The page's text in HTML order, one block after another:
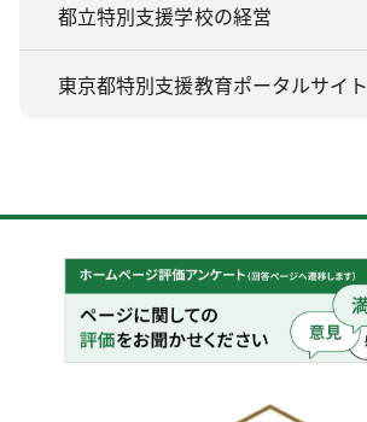
都立特別支援学校の経営
東京都特別支援教育ポータルサイト